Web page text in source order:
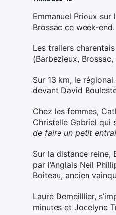
Emmanuel Prioux
Brossac ce week-end.
Les trailers
(Barbezieux,
Sur 13 km, le
devant David
Chez les femmes,
Christelle Gabriel qui
de faire un petit
Sur la distance reine,
par l’Anglais Neil
Boiteau, ancien
Laure Demeilllier,
minutes et Jocelyne